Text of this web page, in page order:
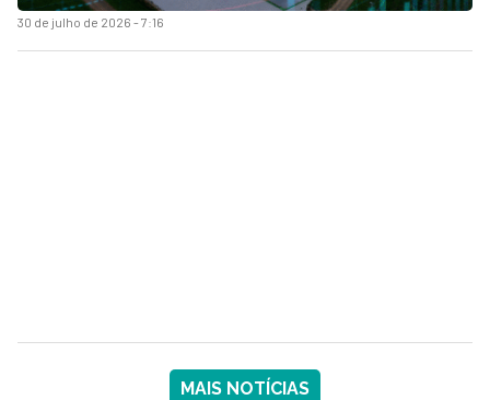
30 de julho de 2026 - 7:16
MAIS NOTÍCIAS